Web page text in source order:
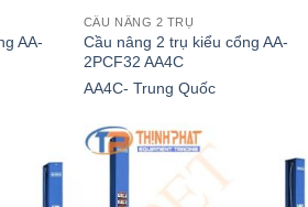
AA-
CẦU NÂNG 2 TRỤ
Cầu nâng 2 trụ kiểu cổng AA-
2PCF32 AA4C
AA4C- Trung Quốc